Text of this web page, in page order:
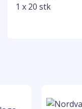
1 x 20 stk